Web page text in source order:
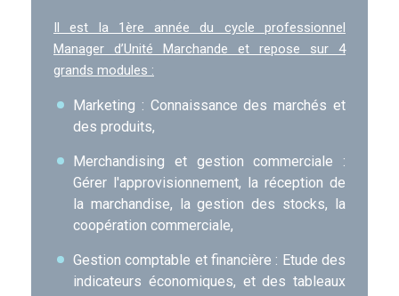
Il est la 1ère année du cycle professionnel
Manager d’Unité Marchande et repose sur 4
grands modules :
Marketing : Connaissance des marchés et
des produits,
Merchandising et gestion commerciale :
Gérer l'approvisionnement, la réception de
la marchandise, la gestion des stocks, la
coopération commerciale,
Gestion comptable et financière : Etude des
indicateurs économiques, et des tableaux